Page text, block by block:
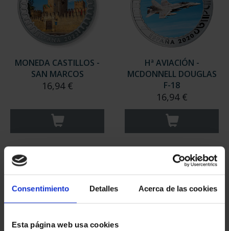
Consentimiento Detalles Acerca de las cookies
Esta página web usa cookies
MONEDA CASTILLOS -
SAN MARCOS
16,94 €
Hª AVIACIÓN -
MCDONNELL DOUGLAS
F-18
16,94 €